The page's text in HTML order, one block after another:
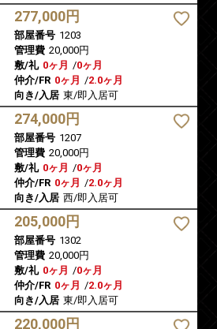
277,000円
部屋番号 1203
管理費 20,000円
敷/礼 0ヶ月 /0ヶ月
仲介/FR 0ヶ月 /2.0ヶ月
向き/入居 東/即入居可
274,000円
部屋番号 1207
管理費 20,000円
敷/礼 0ヶ月 /0ヶ月
仲介/FR 0ヶ月 /2.0ヶ月
向き/入居 西/即入居可
205,000円
部屋番号 1302
管理費 20,000円
敷/礼 0ヶ月 /0ヶ月
仲介/FR 0ヶ月 /2.0ヶ月
向き/入居 東/即入居可
220,000円